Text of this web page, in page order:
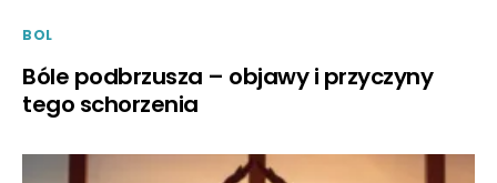
BOL
Bóle podbrzusza – objawy i przyczyny
tego schorzenia